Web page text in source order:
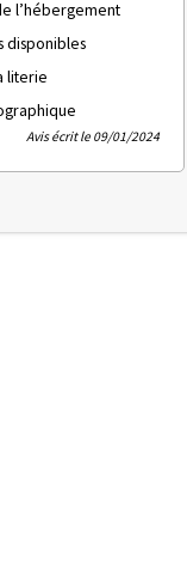
l’hébergement
disponibles
literie
Avis écrit le 09/01/2024